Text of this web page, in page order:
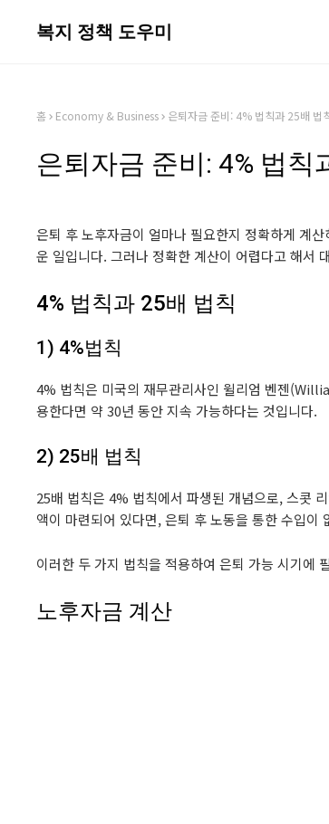
복지 정책 도우미
홈 Economy & Business 은퇴자금 준비: 4% 법칙과 25배 법
은퇴자금 준비: 4% 법
은퇴 후 노후자금이 얼마나 필요한지 정확하게 계
운 일입니다. 그러나 정확한 계산이 어렵다고 해서
4% 법칙과 25배 법칙
1) 4%법칙
4% 법칙은 미국의 재무관리사인 윌리엄 벤젠
용한다면 약 30년 동안 지속 가능하다는 것입니다.
2) 25배 법칙
25배 법칙은 4% 법칙에서 파생된 개념으로, 스콧
액이 마련되어 있다면, 은퇴 후 노동을 통한 수입
이러한 두 가지 법칙을 적용하여 은퇴 가능 시기에
노후자금 계산